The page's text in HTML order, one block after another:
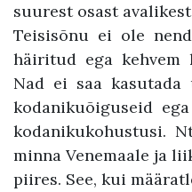
suurest osast
Teisisõnu ei ole
häiritud ega kehvem
Nad ei saa kasutada
kodanikuõiguseid
kodanikukohustusi.
minna Venemaale ja
piires. See, kui